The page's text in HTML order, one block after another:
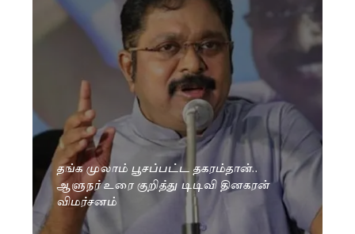
தங்க முலாம் பூசப்பட்ட தகரம்தான்..
ஆளுநர் உரை குறித்து டிடிவி தினகரன்
விமர்சனம்